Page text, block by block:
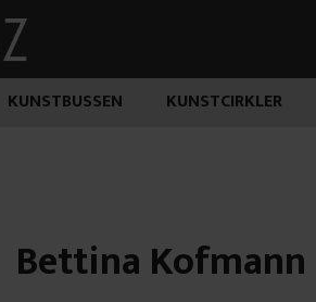
KUNSTBUSSEN KUNSTCIRKLER
Bettina Kofmann